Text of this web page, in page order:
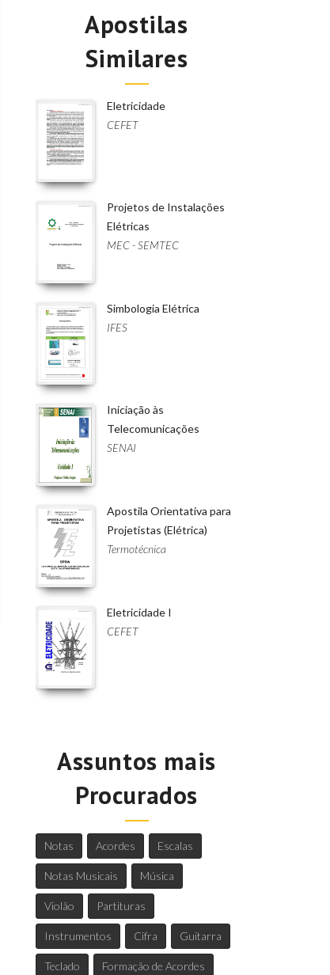
Apostilas
Similares
Eletricidade
CEFET
Projetos de Instalações
Elétricas
MEC - SEMTEC
Simbologia Elétrica
IFES
Iniciação às
Telecomunicações
SENAI
Apostila Orientativa para
Projetistas (Elétrica)
Termotécnica
Eletricidade I
CEFET
Assuntos mais
Procurados
Notas Acordes Escalas
Notas Musicais Música
Violão Partituras
Instrumentos Cifra Guitarra
Teclado Formação de Acordes